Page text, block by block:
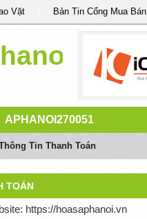
Vặt Bản Tin Cổng Mua Bán
APHANOI270051
Tin Thanh Toán
TOÁN
https://hoasaphanoi.vn